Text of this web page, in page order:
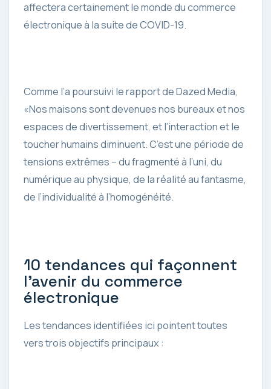
affectera certainement le monde du commerce
électronique à la suite de COVID-19.
Comme l’a poursuivi le rapport de Dazed Media,
«Nos maisons sont devenues nos bureaux et nos
espaces de divertissement, et l’interaction et le
toucher humains diminuent. C’est une période de
tensions extrêmes – du fragmenté à l’uni, du
numérique au physique, de la réalité au fantasme,
de l’individualité à l’homogénéité.
10 tendances qui façonnent
l’avenir du commerce
électronique
Les tendances identifiées ici pointent toutes
vers trois objectifs principaux :